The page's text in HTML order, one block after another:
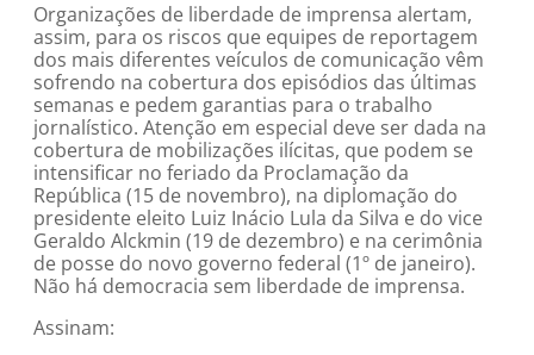
Organizações de liberdade de imprensa alertam,
assim, para os riscos que equipes de reportagem
dos mais diferentes veículos de comunicação vêm
sofrendo na cobertura dos episódios das últimas
semanas e pedem garantias para o trabalho
jornalístico. Atenção em especial deve ser dada na
cobertura de mobilizações ilícitas, que podem se
intensificar no feriado da Proclamação da
República (15 de novembro), na diplomação do
presidente eleito Luiz Inácio Lula da Silva e do vice
Geraldo Alckmin (19 de dezembro) e na cerimônia
de posse do novo governo federal (1º de janeiro).
Não há democracia sem liberdade de imprensa.
Assinam: